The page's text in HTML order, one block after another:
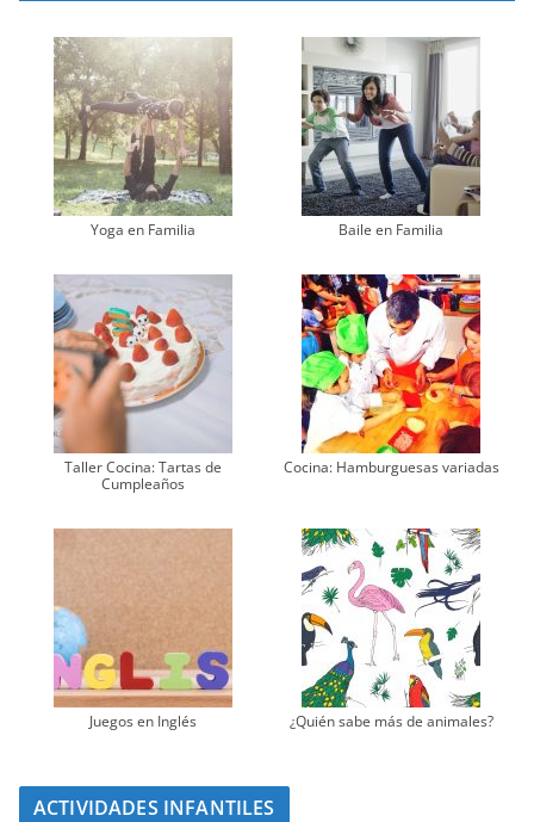
Yoga en Familia Baile en Familia
Taller Cocina: Tartas de
Cumpleaños
Cocina: Hamburguesas variadas
Juegos en Inglés ¿Quién sabe más de animales?
ACTIVIDADES INFANTILES